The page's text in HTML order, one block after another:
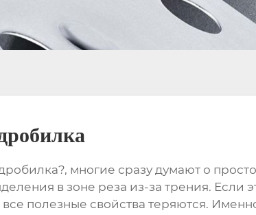
многие сразу думают о
в зоне реза из-за трения. Если
полезные свойства теряются.